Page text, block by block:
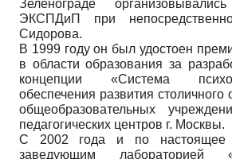
Зеленограде
ЭКСПДиП при
Сидорова.
В 1999 году он был удостоен
в области образования за
концепции «Система
обеспечения развития столичного
общеобразовательных
педагогических центров г. Москвы.
С 2002 года и по настоящее
заведующим лабораторией